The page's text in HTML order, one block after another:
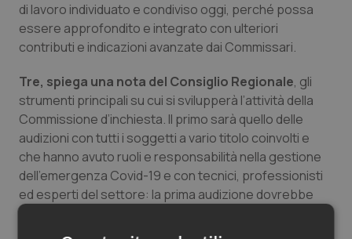
di lavoro individuato e condiviso oggi, perché possa
essere approfondito e integrato con ulteriori
contributi e indicazioni avanzate dai Commissari.
Tre, spiega una nota del Consiglio Regionale, gli
strumenti principali su cui si svilupperà l’attività della
Commissione d’inchiesta. Il primo sarà quello delle
audizioni con tutti i soggetti a vario titolo coinvolti e
che hanno avuto ruoli e responsabilità nella gestione
dell’emergenza Covid-19 e con tecnici, professionisti
ed esperti del settore: la prima audizione dovrebbe
vedere la presenza in Commissione dell’Assessore
regionale Giulio Gallera e della Direzione Generale